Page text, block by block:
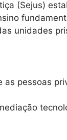
(Sejus)
unidades
as pessoas